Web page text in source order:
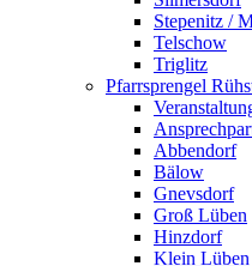
Stepenitz /
Telschow
Triglitz
Pfarrsprengel
Abbendorf
Bälow
Gnevsdorf
Groß Lüben
Hinzdorf
Klein Lüben